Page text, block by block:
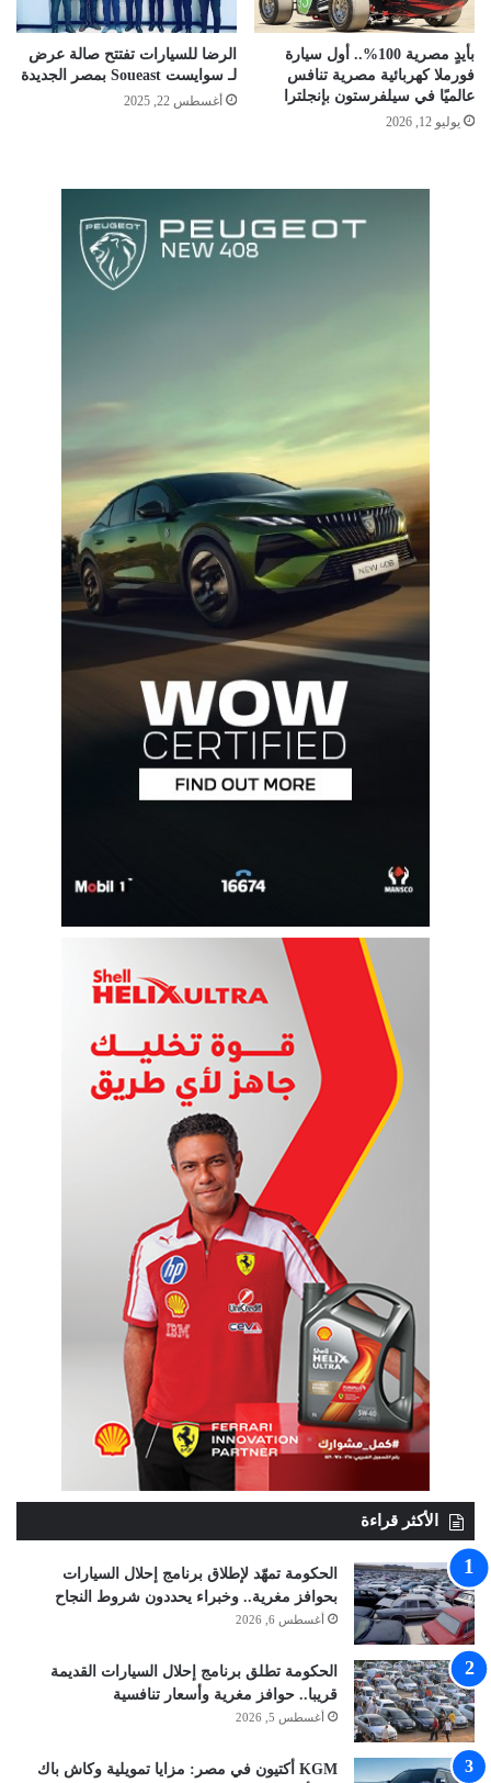
بأيدٍ مصرية 100%.. أول سيارة
فورملا كهربائية مصرية تنافس
عالميًا في سيلفرستون بإنجلترا
يوليو 12, 2026
الرضا للسيارات تفتتح صالة عرض
لـ سوايست Soueast بمصر الجديدة
أغسطس 22, 2025
الأكثر قراءة
الحكومة تمهّد لإطلاق برنامج إحلال السيارات
بحوافز مغرية.. وخبراء يحددون شروط النجاح
أغسطس 6, 2026
الحكومة تطلق برنامج إحلال السيارات القديمة
قريبا.. حوافز مغرية وأسعار تنافسية
أغسطس 5, 2026
KGM أكتيون في مصر: مزايا تمويلية وكاش باك